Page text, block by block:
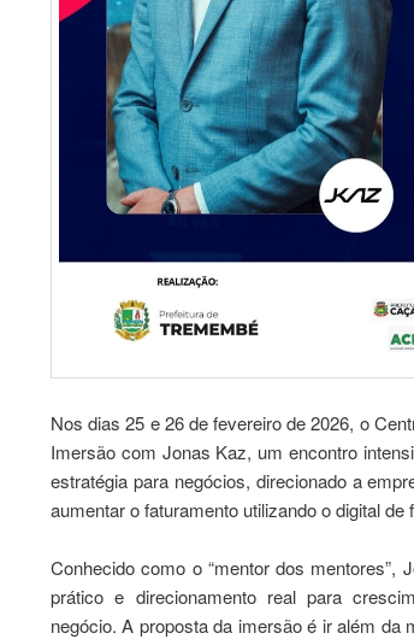
Nos dias 25 e 26 de fevereiro de 2026, o
Imersão com Jonas Kaz, um encontro
estratégia para negócios, direcionado a
aumentar o faturamento utilizando o digital de
Conhecido como o “mentor dos mentores”,
prático e direcionamento real para
negócio. A proposta da imersão é ir além da